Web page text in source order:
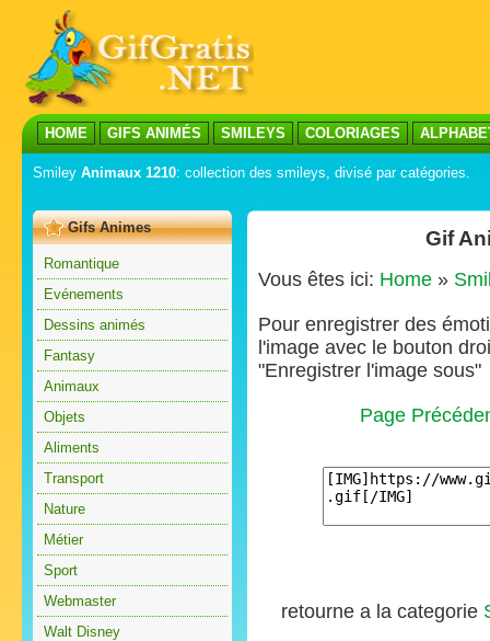
HOME GIFS ANIMÉS SMILEYS COLORIAGES
Smiley Animaux 1210: collection des smileys, divisé par catégories.
Gifs Animes
Romantique
Evénements
Dessins animés
Fantasy
Animaux
Objets
Aliments
Transport
Nature
Métier
Sport
Webmaster
Walt Disney
Gif
Vous êtes ici: Home »
Pour enregistrer des
l'image avec le bouton
"Enregistrer l'image sous"
Page
retourne a la categorie